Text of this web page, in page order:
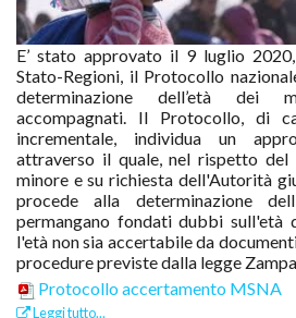
E’ stato approvato il 9 luglio
Stato-Regioni, il Protocollo
determinazione dell’età dei
accompagnati. Il Protocollo, di
incrementale, individua un
attraverso il quale, nel rispetto del
minore e su richiesta dell'Autorità
procede alla determinazione
permangano fondati dubbi sull'età
l'età non sia accertabile da
procedure previste dalla legge Zampa.
Protocollo accertamento MSNA
Leggi tutto...